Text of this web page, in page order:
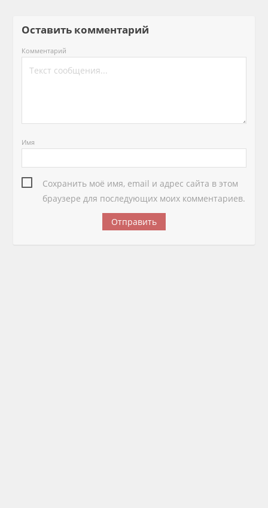
Оставить комментарий
Комментарий
Имя
Сохранить моё имя, email и адрес сайта в этом
браузере для последующих моих комментариев.